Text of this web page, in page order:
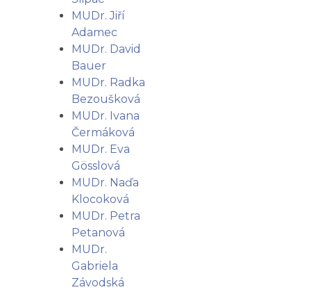
MUDr. Jiří
Adamec
MUDr. David
Bauer
MUDr. Radka
Bezoušková
MUDr. Ivana
Čermáková
MUDr. Eva
Gösslová
MUDr. Naďa
Klocoková
MUDr. Petra
Petanová
MUDr.
Gabriela
Závodská